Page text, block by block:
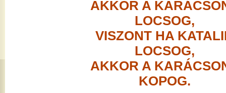
AKKOR A
LOCSOG,
VISZONT HA
LOCSOG,
AKKOR A
KOPOG.